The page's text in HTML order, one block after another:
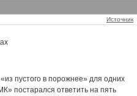
Источник
пустого в порожнее» для одних
постарался ответить на пять